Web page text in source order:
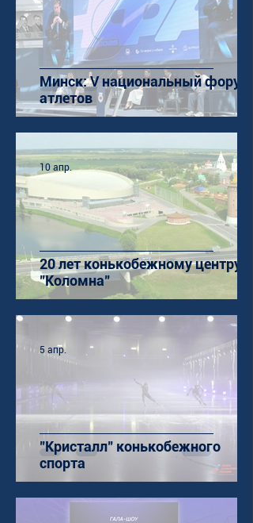
Минск: V национальный форум
атлетов
20 лет конькобежному центру
"Коломна"
10 апр.
"Кристалл" конькобежного
спорта
5 апр.